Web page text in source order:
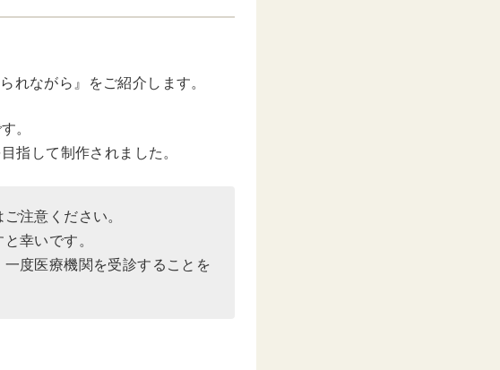
れながら』をご紹介します。
。
指して制作されました。
注意ください。
幸いです。
度医療機関を受診することを